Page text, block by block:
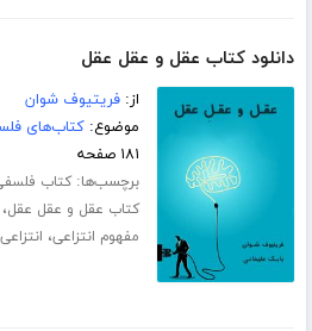
دانلود کتاب عقل و عقل عقل
از:فریتیوف شوان
موضوع:کتاب‌های
۱۸۱ صفحه
برچسب‌ها:کتاب
کتاب عقل و عقل عقل
مفهوم انتزاعی،